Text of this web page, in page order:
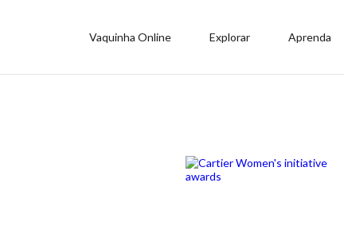
Vaquinha Online Explorar Aprenda